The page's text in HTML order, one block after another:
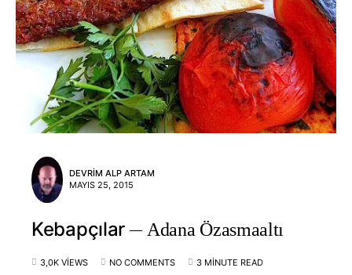
DEVRIM ALP ARTAM
MAYIS 25, 2015
Kebapçılar Adana Özasmaaltı
3,0K VIEWS NO COMMENTS 3 MINUTE READ